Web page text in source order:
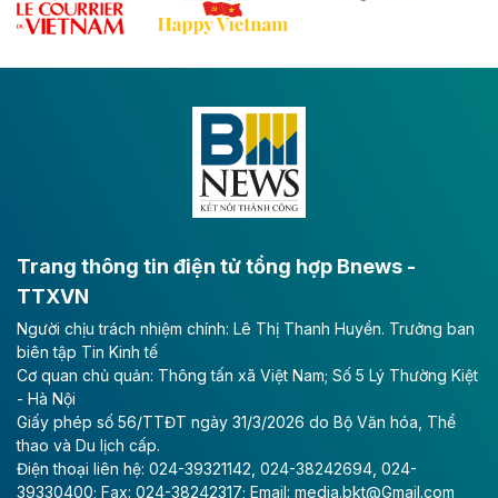
Đề xuất đầu tư 11.500 tỷ đồng xây dựng cao
tốc CT.11 qua Ninh Bình
Đông A dài khoảng 25,1 km được kỳ vọng sẽ tạo động
lực phát triển kinh tế - xã hội khu vực phía Nam đồng
Long Thành
Tổng công ty Cảng hàng không Việt Nam - CTCP
(ACV) vừa lập kỷ lục mới về lợi nhuận trong quý
II/2026.
Theo baodautu.vn
Vinaconex lập đỉnh doanh thu
Tổng CTCP Xuất nhập khẩu và Xây dựng Việt Nam
Trang thông tin điện tử tổng hợp Bnews -
TTXVN
Người chịu trách nhiệm chính: Lê Thị Thanh Huyền. Trưởng ban
biên tập Tin Kinh tế
Cơ quan chủ quản: Thông tấn xã Việt Nam; Số 5 Lý Thường Kiệt
- Hà Nội
Giấy phép số 56/TTĐT ngày 31/3/2026 do Bộ Văn hóa, Thể
thao và Du lịch cấp.
Điện thoại liên hệ: 024-39321142, 024-38242694, 024-
39330400; Fax: 024-38242317; Email: media.bkt@Gmail.com